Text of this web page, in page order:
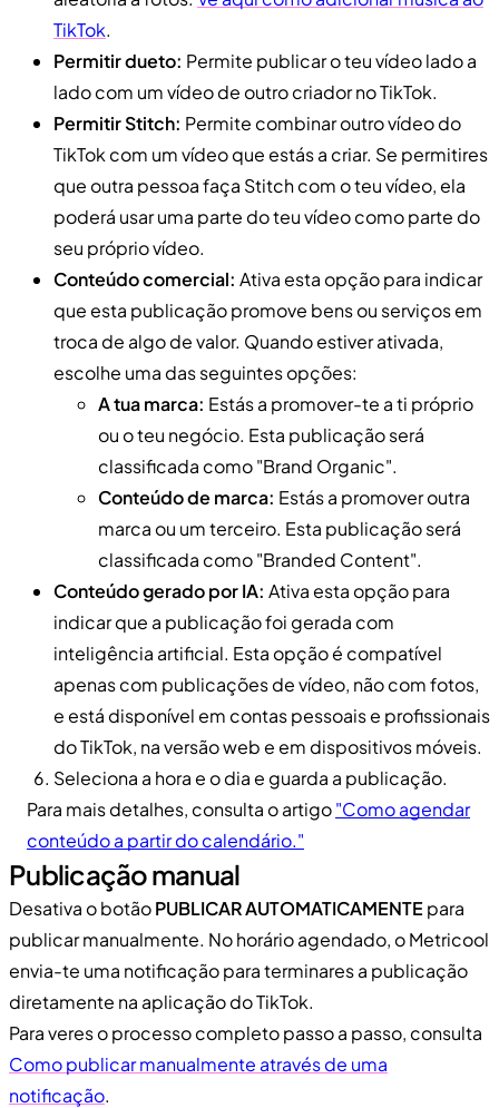
TikTok.
Permitir dueto: Permite publicar o teu vídeo lado a
lado com um vídeo de outro criador no TikTok.
Permitir Stitch: Permite combinar outro vídeo do
TikTok com um vídeo que estás a criar. Se permitires
que outra pessoa faça Stitch com o teu vídeo, ela
poderá usar uma parte do teu vídeo como parte do
seu próprio vídeo.
Conteúdo comercial: Ativa esta opção para indicar
que esta publicação promove bens ou serviços em
troca de algo de valor. Quando estiver ativada,
escolhe uma das seguintes opções:
A tua marca: Estás a promover-te a ti próprio
ou o teu negócio. Esta publicação será
classificada como "Brand Organic".
Conteúdo de marca: Estás a promover outra
marca ou um terceiro. Esta publicação será
classificada como "Branded Content".
Conteúdo gerado por IA: Ativa esta opção para
indicar que a publicação foi gerada com
inteligência artificial. Esta opção é compatível
apenas com publicações de vídeo, não com fotos,
e está disponível em contas pessoais e profissionais
do TikTok, na versão web e em dispositivos móveis.
Seleciona a hora e o dia e guarda a publicação.
Para mais detalhes, consulta o artigo"Como agendar
conteúdo a partir do calendário."
Publicação manual
Desativa o botãoPUBLICAR AUTOMATICAMENTE para
publicar manualmente. No horário agendado, o Metricool
envia-te uma notificação para terminares a publicação
diretamente na aplicação do TikTok.
Para veres o processo completo passo a passo, consulta
Como publicar manualmente através de uma
notificação.